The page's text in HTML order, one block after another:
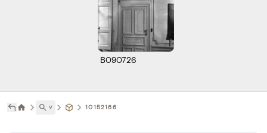
B090726
˅ 10152166